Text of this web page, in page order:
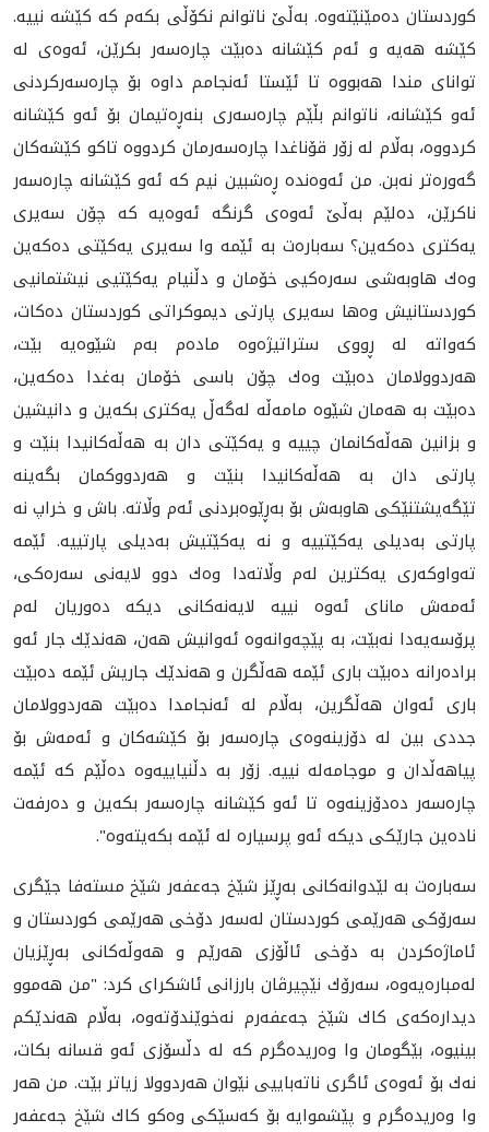
كوردستان ده‌مێنێته‌وه‌. به‌ڵێ ناتوانم نكۆڵى بكه‌م كه‌ كێشه‌ نییه‌.
كێشه‌ هه‌یه‌ و ئه‌م كێشانه‌ ده‌بێت چاره‌سه‌ر بكرێن، ئه‌وه‌ی له‌
توانای مندا هه‌بووه‌ تا ئێستا ئه‌نجامم داوه‌ بۆ چاره‌سه‌ركردنی
ئه‌و كێشانه‌، ناتوانم بڵێم چاره‌سه‌ری بنه‌ڕه‌تیمان بۆ ئه‌و كێشانه‌
كردووه‌، به‌ڵام له‌ زۆر قۆناغدا چاره‌سه‌رمان كردووه‌ تاكو كێشه‌كان
گه‌وره‌تر نه‌بن. من ئه‌وه‌نده‌ ڕه‌شبین نیم كه‌ ئه‌و كێشانه‌ چاره‌سه‌ر
ناكرێن، ده‌لێم به‌ڵێ ئه‌وه‌ی گرنگه‌ ئه‌وه‌یه‌ كه‌ چۆن سه‌یری
یه‌كتری ده‌كه‌ین؟ سه‌باره‌ت به‌ ئێمه‌ وا سه‌یری یه‌كێتی ده‌كه‌ین
وه‌ك هاوبه‌شی سه‌ره‌كیی خۆمان و دڵنیام یه‌كێتیی نیشتمانیی
كوردستانیش وه‌ها سه‌یری پارتی دیموكراتی كوردستان ده‌كات،
كه‌واته‌ له‌ ڕووی ستراتیژه‌وه‌ ماده‌م به‌م شێوه‌یه‌ بێت،
هه‌ردوولامان ده‌بێت وه‌ك چۆن باسی خۆمان به‌غدا ده‌كه‌ین،
ده‌بێت به‌ هه‌مان شێوه‌ مامه‌ڵه‌ له‌گه‌ڵ یه‌كتری بكه‌ین و دانیشین
و بزانین هه‌ڵه‌كانمان چییه‌ و یه‌كێتی دان به‌ هه‌ڵه‌كانیدا بنێت و
پارتی دان به‌ هه‌ڵه‌كانیدا بنێت و هه‌ردووكمان بگه‌ینه‌
تێگه‌یشتنێكی هاوبه‌ش بۆ به‌ڕێوه‌بردنی ئه‌م وڵاته‌. باش و خراپ نه‌
پارتی به‌دیلی یه‌كێتییه‌ و نه‌ یه‌كێتیش به‌دیلی پارتییه‌. ئێمه‌
ته‌واوكه‌ری یه‌كترین له‌م وڵاته‌دا وه‌ك دوو لایه‌نی سه‌ره‌كی،
ئه‌مه‌ش مانای ئه‌وه‌ نییه‌ لایه‌نه‌كانی دیكه‌ ده‌وریان له‌م
پرۆسه‌یه‌دا نه‌بێت، به‌ پێچه‌وانه‌وه‌ ئه‌وانیش هه‌ن، هه‌ندێك جار ئه‌و
براده‌رانه‌ ده‌بێت باری ئێمه‌ هه‌ڵگرن و هه‌ندێك جاریش ئێمه‌ ده‌بێت
باری ئه‌وان هه‌ڵگرین، به‌ڵام له‌ ئه‌نجامدا ده‌بێت هه‌ردوولامان
جددی بین له‌ دۆزینه‌وه‌ی چاره‌سه‌ر بۆ كێشه‌كان و ئه‌مه‌ش بۆ
پیاهه‌ڵدان و موجامه‌له‌ نییه‌. زۆر به‌ دڵنیاییه‌وه‌ ده‌ڵێم كه‌ ئێمه‌
چاره‌سه‌ر ده‌دۆزینه‌وه‌ تا ئه‌و كێشانه‌ چاره‌سه‌ر بكه‌ین و ده‌رفه‌ت
ناده‌ین جارێكی دیكه‌ ئه‌و پرسیاره‌ له‌ ئێمه‌ بكه‌یته‌وه‌".
سه‌باره‌ت به‌ لێدوانه‌كانی به‌ڕێز شێخ جه‌عفه‌ر شێخ مسته‌فا جێگری
سه‌رۆكی هه‌رێمی كوردستان له‌سه‌ر دۆخی هه‌رێمی كوردستان و
ئاماژه‌كردن به‌ دۆخی ئاڵۆزی هه‌رێم و هه‌وڵه‌كانی به‌ڕێزیان
له‌مباره‌یه‌وه‌، سه‌رۆك نێچیرڤان بارزانی ئاشكرای كرد: "من هه‌موو
دیداره‌كه‌ی كاك شێخ جه‌عفه‌رم نه‌خوێندۆته‌وه‌، به‌ڵام هه‌ندێكم
بینیوه‌، بێگومان وا وه‌ریده‌گرم كه‌ له‌ دڵسۆزی ئه‌و قسانه‌ بكات،
نه‌ك بۆ ئه‌وه‌ی ئاگری ناته‌بایيی نێوان هه‌ردوولا زیاتر بێت. من هه‌ر
وا وه‌ریده‌گرم و پێشموایه‌ بۆ كه‌سێكی وه‌كو كاك شێخ جه‌عفه‌ر